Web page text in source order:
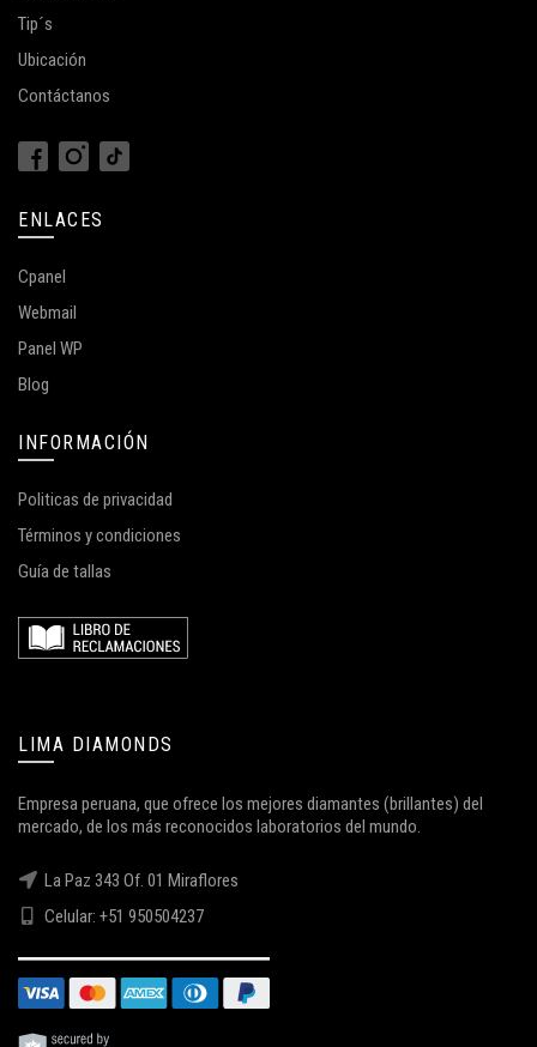
Tip´s
Ubicación
Contáctanos
ENLACES
Cpanel
Webmail
Panel WP
Blog
INFORMACIÓN
Politicas de privacidad
Términos y condiciones
Guía de tallas
LIMA DIAMONDS
Empresa peruana, que ofrece los mejores diamantes (brillantes) del
mercado, de los más reconocidos laboratorios del mundo.
La Paz 343 Of. 01 Miraflores
Celular: +51 950504237